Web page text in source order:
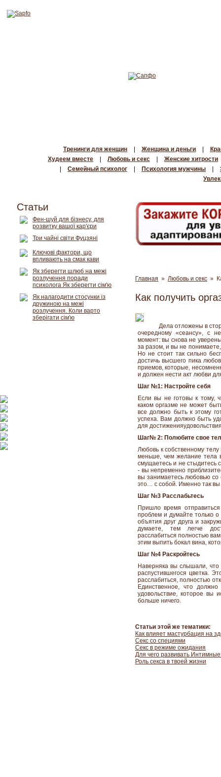
Тренинги для женщин Женщина и деньги
Худеем вместе
Любовь и секс
Женские хитрости
Семейный психолог Психология мужчины
Главная » Любовь и секс »
Как получить
Дела отложены в
очередному «сеансу», с
момент: вы снова не
за разом, и вы не
Но не стоит так сильно
достичь высшего пика
приемов, которые,
и должен нести акт любви
Шаг №1: Настройте себя
Если вы не готовы к тому,
каком оргазме не может
все должно быть к этому
успеха. Вам должно быть
для
Шаг№ 2: Полюбите свое
Любовь к собственному
меньше, чем желание тела
смущаетесь и не стыдитесь
- вы непременно
вы занимаетесь любовью со
это… с собой. Именно так вы
Шаг №3 Расслабьтесь
Пришло время
проблем и думайте только
объятия друг друга и
думаете, тем легче
расслабиться полностью
этим выпить бокал вина,
Шаг №4 Раскройтесь
Наверняка вы слышали,
распустившегося цветка.
расслабиться, полностью
Единственное, что
удовольствие, которое вы
больше ничего.
Статьи этой же тематики:
Как влияет мастурбация на
Секс со специями
Секс в режиме ожидания
Для чего развивать
Роль секса в твоей жизни
Статьи
Фен-шуй для бізнесу, для
розвитку вашої кар'єри
Три чайні світи Фуцзяні
Ключові фактори, що
впливають на смак кави
Як зберегти шлюб на межі
розлучення поради
психолога Як зберегти сім'ю
Як налагодити стосунки із
дружиною на межі
розлучення. Коли варто
зберігати сім'ю